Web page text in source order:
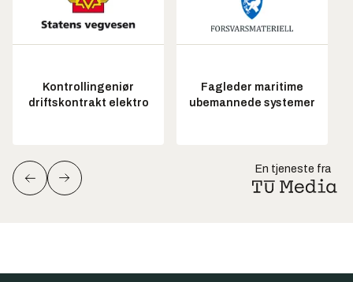
Kontrollingeniør
driftskontrakt elektro
Fagleder maritime
ubemannede systemer
En tjeneste fra